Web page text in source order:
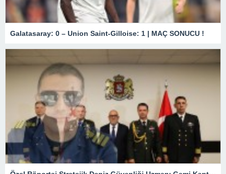
Galatasaray: 0 – Union Saint-Gilloise: 1 | MAÇ SONUCU !